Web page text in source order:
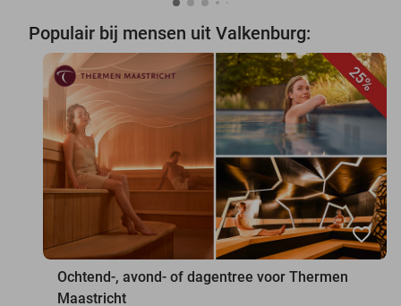
Populair bij mensen uit Valkenburg:
25%
favorite_border
Ochtend-, avond- of dagentree voor Thermen
Maastricht